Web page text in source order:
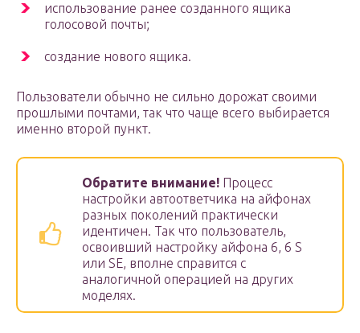
использование ранее созданного ящика
голосовой почты;
создание нового ящика.
Пользователи обычно не сильно дорожат своими
прошлыми почтами, так что чаще всего выбирается
именно второй пункт.
Обратите внимание! Процесс
настройки автоответчика на айфонах
разных поколений практически
идентичен. Так что пользователь,
освоивший настройку айфона 6, 6 S
или SE, вполне справится с
аналогичной операцией на других
моделях.